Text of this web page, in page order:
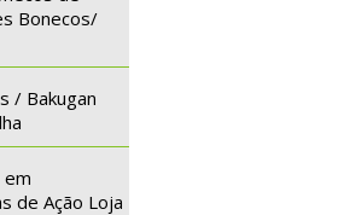
Bonecos/
/ Bakugan
de Ação Loja